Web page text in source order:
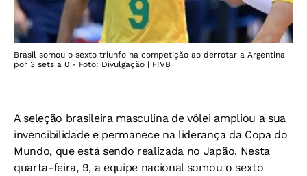
Brasil somou o sexto triunfo na competição ao derrotar a Argentina
por 3 sets a 0 - Foto: Divulgação | FIVB
A seleção brasileira masculina de vôlei ampliou a sua
invencibilidade e permanece na liderança da Copa do
Mundo, que está sendo realizada no Japão. Nesta
quarta-feira, 9, a equipe nacional somou o sexto